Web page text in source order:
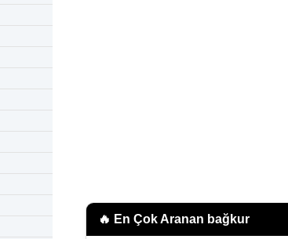
🔥 En Çok Aranan bağkur